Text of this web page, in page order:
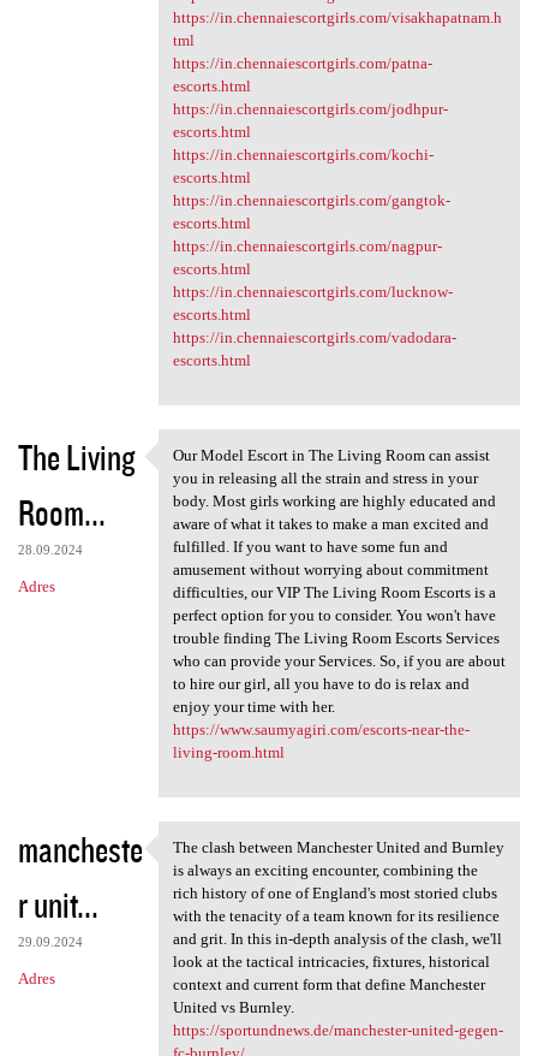
https://in.chennaiescortgirls.com/visakhapatnam.h
tml
https://in.chennaiescortgirls.com/patna-
escorts.html
https://in.chennaiescortgirls.com/jodhpur-
escorts.html
https://in.chennaiescortgirls.com/kochi-
escorts.html
https://in.chennaiescortgirls.com/gangtok-
escorts.html
https://in.chennaiescortgirls.com/nagpur-
escorts.html
https://in.chennaiescortgirls.com/lucknow-
escorts.html
https://in.chennaiescortgirls.com/vadodara-
escorts.html
The Living
Room...
28.09.2024
Adres
Our Model Escort in The
Our Model Escort in The Living Room can assist
you in releasing all the strain and stress in your
body. Most girls working are highly educated and
aware of what it takes to make a man excited and
fulfilled. If you want to have some fun and
amusement without worrying about commitment
difficulties, our VIP The Living Room Escorts is a
perfect option for you to consider. You won't have
trouble finding The Living Room Escorts Services
who can provide your Services. So, if you are about
to hire our girl, all you have to do is relax and
enjoy your time with her.
https://www.saumyagiri.com/escorts-near-the-
living-room.html
mancheste
r unit...
29.09.2024
Adres
The clash between Manchester
The clash between Manchester United and Burnley
is always an exciting encounter, combining the
rich history of one of England's most storied clubs
with the tenacity of a team known for its resilience
and grit. In this in-depth analysis of the clash, we'll
look at the tactical intricacies, fixtures, historical
context and current form that define Manchester
United vs Burnley.
https://sportundnews.de/manchester-united-gegen-